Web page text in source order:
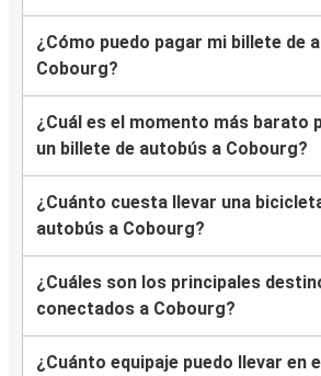
¿Cómo puedo pagar mi billete de
Cobourg?
¿Cuál es el momento más barato
un billete de autobús a Cobourg?
¿Cuánto cuesta llevar una
autobús a Cobourg?
¿Cuáles son los principales
conectados a Cobourg?
¿Cuánto equipaje puedo llevar en